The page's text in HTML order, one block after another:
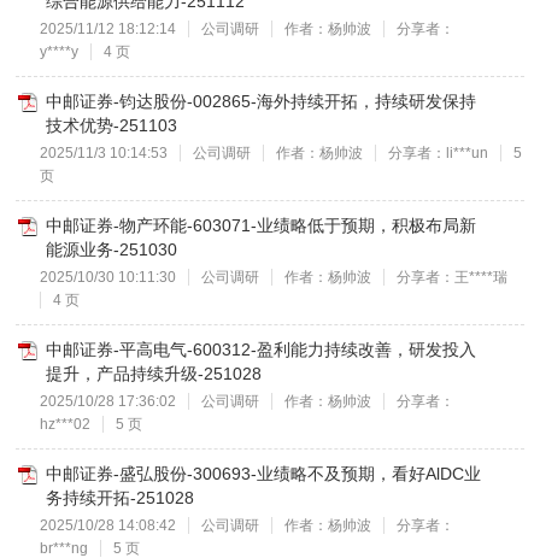
2025/11/12 18:12:14 公司调研 作者：杨帅波
分享者：
y****y
4 页
中邮证券-钧达股份-002865-海外持续开拓，持续研发保持
技术优势-251103
2025/11/3 10:14:53 公司调研 作者：杨帅波 分享者：li***un
5
页
中邮证券-物产环能-603071-业绩略低于预期，积极布局新
能源业务-251030
2025/10/30 10:11:30 公司调研 作者：杨帅波
分享者：王****瑞
4 页
中邮证券-平高电气-600312-盈利能力持续改善，研发投入
提升，产品持续升级-251028
2025/10/28 17:36:02 公司调研 作者：杨帅波
分享者：
hz***02
5 页
中邮证券-盛弘股份-300693-业绩略不及预期，看好AlDC业
务持续开拓-251028
2025/10/28 14:08:42 公司调研 作者：杨帅波
分享者：
br***ng
5 页